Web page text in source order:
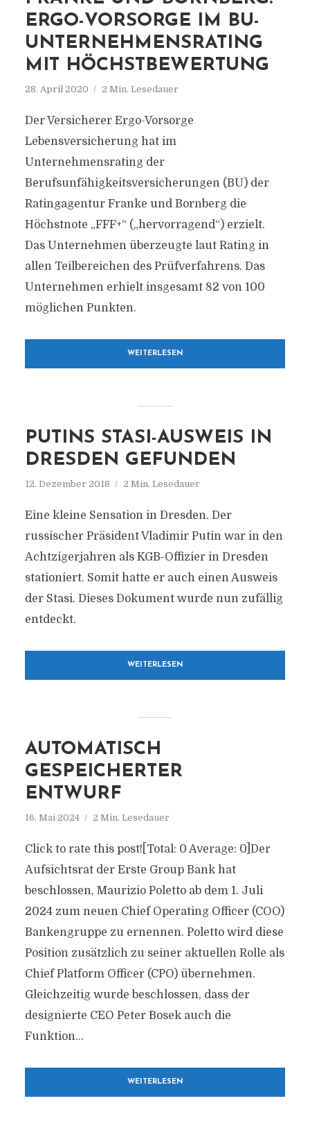
ERGO-VORSORGE IM BU-
UNTERNEHMENSRATING
MIT HÖCHSTBEWERTUNG
28. April 2020 2 Min. Lesedauer
Der Versicherer Ergo-Vorsorge
Lebensversicherung hat im
Unternehmensrating der
Berufsunfähigkeitsversicherungen (BU) der
Ratingagentur Franke und Bornberg die
Höchstnote „FFF+“ („hervorragend“) erzielt.
Das Unternehmen überzeugte laut Rating in
allen Teilbereichen des Prüfverfahrens. Das
Unternehmen erhielt insgesamt 82 von 100
möglichen Punkten.
WEITERLESEN
PUTINS STASI-AUSWEIS IN
DRESDEN GEFUNDEN
12. Dezember 2018 2 Min. Lesedauer
Eine kleine Sensation in Dresden. Der
russischer Präsident Vladimir Putin war in den
Achtzigerjahren als KGB-Offizier in Dresden
stationiert. Somit hatte er auch einen Ausweis
der Stasi. Dieses Dokument wurde nun zufällig
entdeckt.
WEITERLESEN
AUTOMATISCH
GESPEICHERTER
ENTWURF
16. Mai 2024 2 Min. Lesedauer
Click to rate this post![Total: 0 Average: 0]Der
Aufsichtsrat der Erste Group Bank hat
beschlossen, Maurizio Poletto ab dem 1. Juli
2024 zum neuen Chief Operating Officer (COO)
Bankengruppe zu ernennen. Poletto wird diese
Position zusätzlich zu seiner aktuellen Rolle als
Chief Platform Officer (CPO) übernehmen.
Gleichzeitig wurde beschlossen, dass der
designierte CEO Peter Bosek auch die
Funktion...
WEITERLESEN